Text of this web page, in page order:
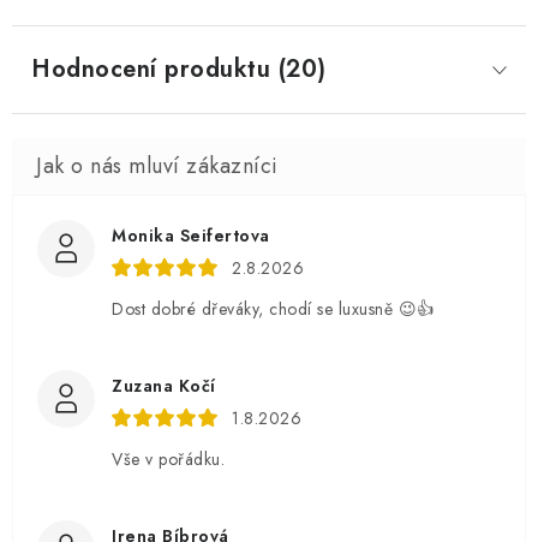
Hodnocení produktu (20)
Monika Seifertova
2.8.2026
Dost dobré dřeváky, chodí se luxusně 😉👍
Zuzana Kočí
1.8.2026
Vše v pořádku.
Irena Bíbrová